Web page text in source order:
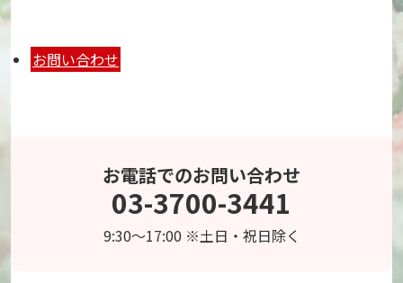
お問い合わせ
お電話でのお問い合わせ
03-3700-3441
9:30～17:00 ※土日・祝日除く